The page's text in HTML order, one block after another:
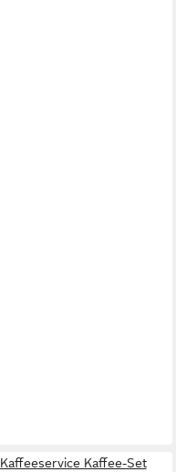
Kaffeeservice Kaffee-Set